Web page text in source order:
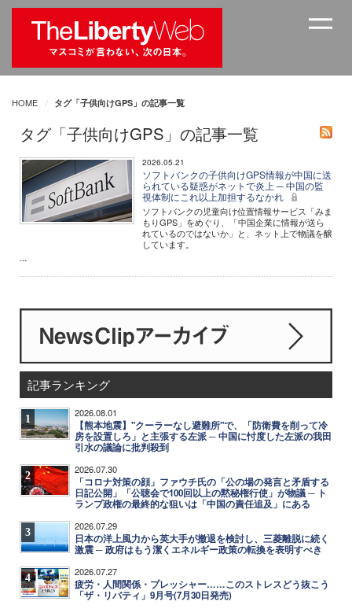
HOME タグ「子供向けGPS」の記事一覧
タグ「子供向けGPS」の記事一覧
2026.05.21
ソフトバンクの子供向けGPS情報が中国に送
られている疑惑がネットで炎上 ─ 中国の監
視体制にこれ以上加担するなかれ
ソフトバンクの児童向け位置情報サービス「みま
もりGPS」をめぐり、「中国企業に情報が送ら
れているのではないか」と、ネット上で物議を醸
しています。
...
記事ランキング
1 2026.08.01
【熊本地震】"クーラーなし避難所"で、「防衛費を削って冷
房を設置しろ」と主張する左派 ─ 中国に忖度した左派の我田
引水の議論に批判殺到
2 2026.07.30
「コロナ対策の顔」ファウチ氏の「公の場の発言と矛盾する
日記公開」「公聴会で100回以上の黙秘権行使」が物議 ─ ト
ランプ政権の最終的な狙いは「中国の責任追及」にある
3 2026.07.29
日本の洋上風力から英大手が撤退を検討し、三菱離脱に続く
激震 ─ 政府はもう潔くエネルギー政策の転換を表明すべき
4 2026.07.27
疲労・人間関係・プレッシャー……このストレスどう抜こう
「ザ・リバティ」9月号(7月30日発売)